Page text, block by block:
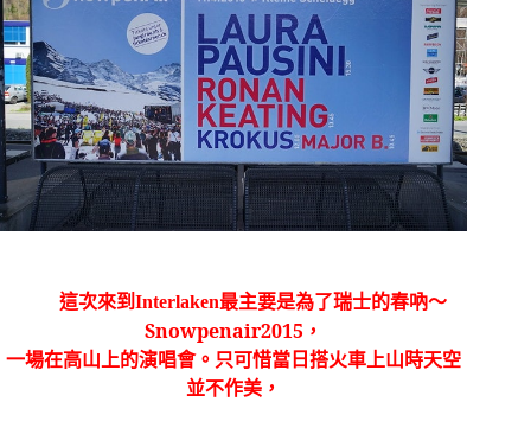
這次來到 Interlaken最主要是為了瑞士的春吶〜
Snowpenair2015 ，
一場在高山上的演唱會。只可惜當日搭火車上山時天空
並不作美，